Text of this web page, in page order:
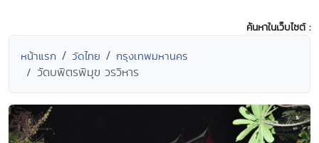
ค้นหาในเว็บไซต์ :
หน้าแรก วัดไทย กรุงเทพมหานคร
วัดบพิตรพิมุข วรวิหาร